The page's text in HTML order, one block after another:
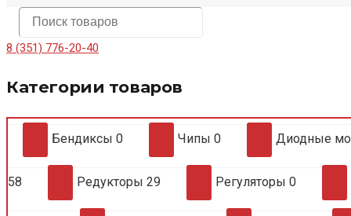
8 (351) 776-20-40
Категории товаров
Бендиксы 0 Чипы 0 Диодные
58 Редукторы 29 Регуляторы 0